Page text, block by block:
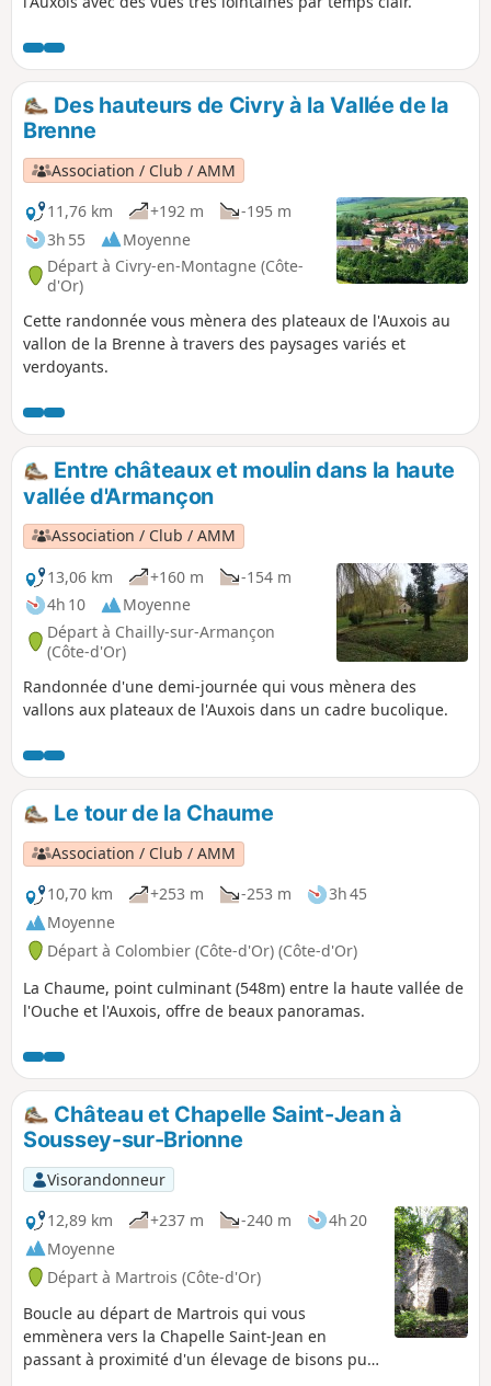
Des hauteurs de Civry à la Vallée de la
Brenne
Association / Club / AMM
11,76 km
+192 m
-195 m
3h 55
Moyenne
Départ à Civry-en-Montagne (Côte-
d'Or)
Cette randonnée vous mènera des plateaux de l'Auxois au
vallon de la Brenne à travers des paysages variés et
verdoyants.
Entre châteaux et moulin dans la haute
vallée d'Armançon
Association / Club / AMM
13,06 km
+160 m
-154 m
4h 10
Moyenne
Départ à Chailly-sur-Armançon
(Côte-d'Or)
Randonnée d'une demi-journée qui vous mènera des
vallons aux plateaux de l'Auxois dans un cadre bucolique.
Le tour de la Chaume
Association / Club / AMM
10,70 km
+253 m -253 m
3h 45
Moyenne
Départ à Colombier (Côte-d'Or) (Côte-d'Or)
La Chaume, point culminant (548m) entre la haute vallée de
l'Ouche et l'Auxois, offre de beaux panoramas.
Château et Chapelle Saint-Jean à
Soussey-sur-Brionne
Visorandonneur
12,89 km
+237 m -240 m
4h 20
Moyenne
Départ à Martrois (Côte-d'Or)
Boucle au départ de Martrois qui vous
emmènera vers la Chapelle Saint-Jean en
passant à proximité d'un élevage de bisons puis